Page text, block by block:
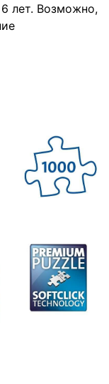
лет. Возможно,